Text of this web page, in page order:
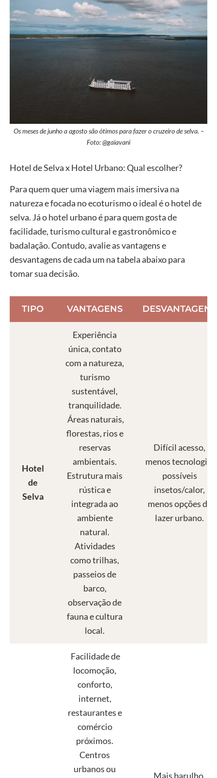
Os meses de junho a agosto são ótimos para fazer o cruzeiro de selva. –
Foto: @gaiavani
Hotel de Selva x Hotel Urbano: Qual escolher?
Para quem quer uma viagem mais imersiva na
natureza e focada no ecoturismo o ideal é o hotel de
selva. Já o hotel urbano é para quem gosta de
facilidade, turismo cultural e gastronômico e
badalação. Contudo, avalie as vantagens e
desvantagens de cada um na tabela abaixo para
tomar sua decisão.
TIPO VANTAGENS DESVANTAGENS
Hotel
de
Selva
Experiência
única, contato
com a natureza,
turismo
sustentável,
tranquilidade.
Áreas naturais,
florestas, rios e
reservas
ambientais.
Estrutura mais
rústica e
integrada ao
ambiente
natural.
Atividades
como trilhas,
passeios de
barco,
observação de
fauna e cultura
local.
Difícil acesso,
menos tecnologia,
possíveis
insetos/calor,
menos opções de
lazer urbano.
Facilidade de
locomoção,
conforto,
internet,
restaurantes e
comércio
próximos.
Centros
urbanos ou
Mais barulho,